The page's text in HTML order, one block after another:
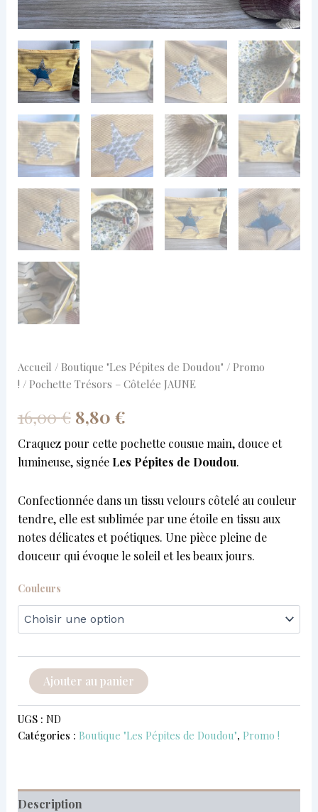
Accueil / Boutique "Les Pépites de Doudou" / Promo
! / Pochette Trésors – Côtelée JAUNE
16,00€ 8,80 €
Craquez pour cette pochette cousue main, douce et
lumineuse, signée Les Pépites de Doudou.
Confectionnée dans un tissu velours côtelé au couleur
tendre, elle est sublimée par une étoile en tissu aux
notes délicates et poétiques. Une pièce pleine de
douceur qui évoque le soleil et les beaux jours.
Couleurs
Ajouter au panier
UGS : ND
Catégories : Boutique "Les Pépites de Doudou", Promo !
Description